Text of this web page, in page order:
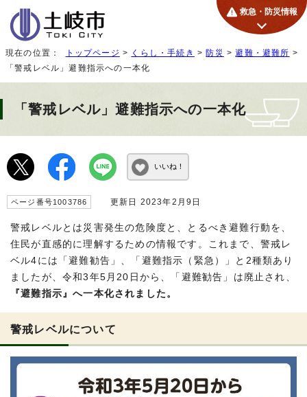
救急・防災情報
現在の位置： トップページ > くらし・手続き >防災 >避難・避難所 >
「警戒レベル」避難指示への一本化
「警戒レベル」避難指示への一本化
いいね！
ページ番号1003786 更新日 2023年2月9日
警戒レベルとは災害発生の危険度と、とるべき避難行動を、
住民が直感的に理解するための情報です。これまで、警戒レ
ベル4には「避難勧告」、「避難指示（緊急）」と2種類あり
ましたが、令和3年5月20日から、「避難勧告」は廃止され、
『避難指示』へ一本化されました。
警戒レベルについて